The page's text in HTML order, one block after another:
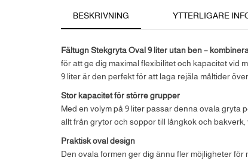
BESKRIVNING YTTERLIGARE
Fältugn Stekgryta Oval 9 liter utan ben –
för att ge dig maximal flexibilitet och kapacitet vid
9 liter är den perfekt för att laga rejäla måltider
Stor kapacitet för större grupper
Med en volym på 9 liter passar denna ovala gryta
allt från grytor och soppor till långkok och
Praktisk oval design
Den ovala formen ger dig ännu fler möjligheter